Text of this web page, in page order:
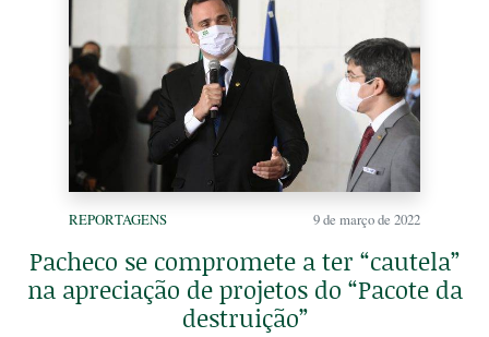
REPORTAGENS 9 de março de 2022
Pacheco se compromete a ter “cautela”
na apreciação de projetos do “Pacote da
destruição”